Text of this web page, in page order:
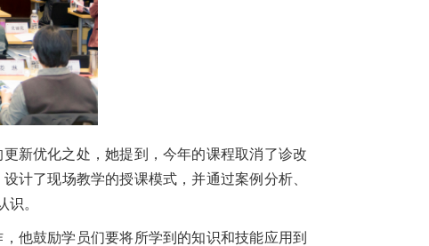
新优化之处，她提到，今年的课程取消了诊改
计了现场教学的授课模式，并通过案例分析、
。
他鼓励学员们要将所学到的知识和技能应用到